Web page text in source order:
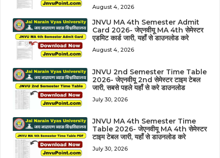
August 4, 2026
JNVU MA 4th Semester Admit
Card 2026- जेएनवीयू MA 4th सेमेस्टर
एडमिट कार्ड जारी, यहाँ से डाउनलोड करे
August 4, 2026
JNVU 2nd Semester Time Table
2026- जेएनवीयू 2nd सेमेस्टर टाइम टेबल
जारी, सबसे पहले यहाँ से करे डाउनलोड
July 30, 2026
JNVU MA 4th Semester Time
Table 2026- जेएनवीयू MA 4th सेमेस्टर
टाइम टेबल जारी, यहाँ से डाउनलोड करे
July 30, 2026